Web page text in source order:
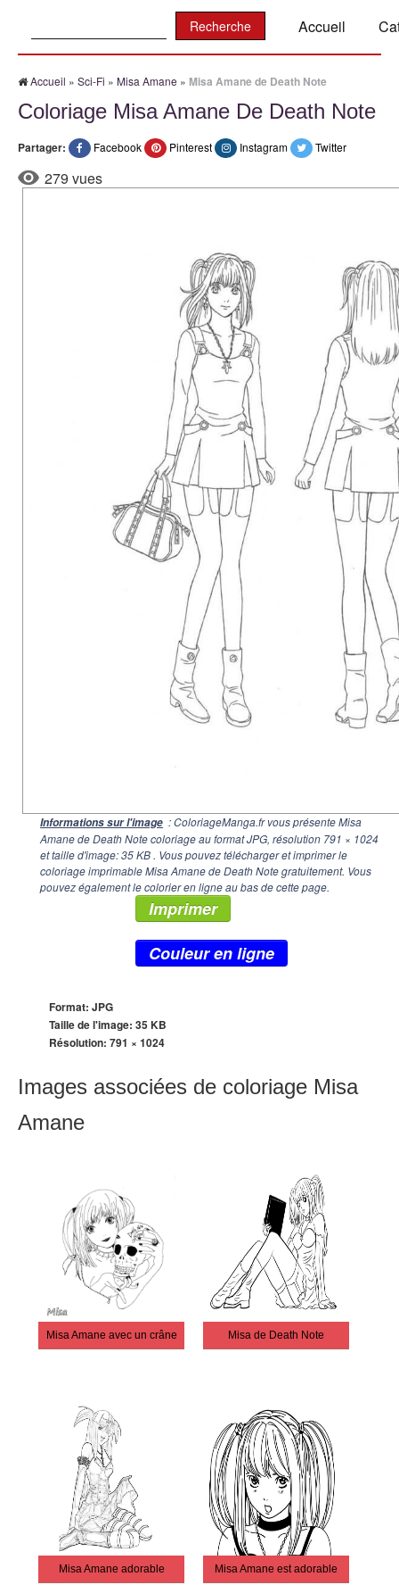
Accueil
Accueil » Sci-Fi » Misa Amane » Misa Amane de Death Note
Coloriage Misa Amane De Death Note
Partager: Facebook Pinterest Instagram Twitter
279 vues
Informations sur l'image : ColoriageManga.fr vous présente Misa
Amane de Death Note coloriage au format JPG, résolution 791 × 1024
et taille d'image: 35 KB . Vous pouvez télécharger et imprimer le
coloriage imprimable Misa Amane de Death Note gratuitement. Vous
pouvez également le colorier en ligne au bas de cette page.
Imprimer
Couleur en ligne
Format: JPG
Taille de l'image: 35 KB
Résolution: 791 × 1024
Images associées de coloriage Misa
Amane
Misa Amane avec un crâne Misa de Death Note
Misa Amane adorable Misa Amane est adorable